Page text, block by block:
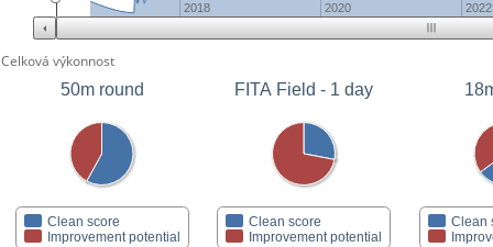
2018 2020 2022
Celková výkonnost
50m round
Clean score
Improvement potential
FITA Field - 1 day
Clean score
Improvement potential
Clean